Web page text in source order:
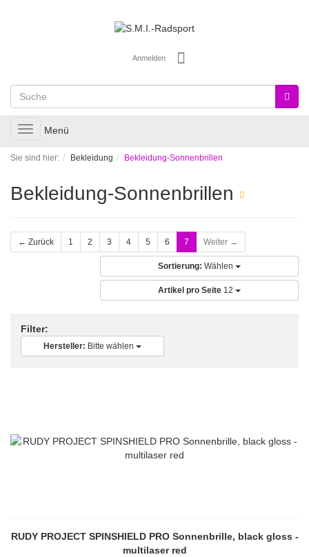
Anmelden
Toggle
navigation
Menü
Sie sind hier: Bekleidung Bekleidung-Sonnenbrillen
Bekleidung-Sonnenbrillen
← Zurück 1 2 3 4 5 6 7 Weiter →
Sortierung: Wählen
Artikel pro Seite 12
Filter:
Hersteller: Bitte wählen
RUDY PROJECT SPINSHIELD PRO Sonnenbrille, black gloss -
multilaser red